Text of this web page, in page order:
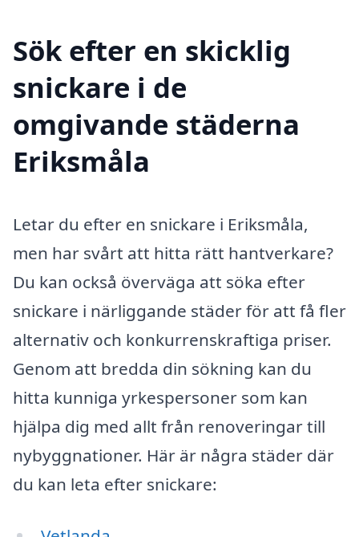
Sök efter en skicklig
snickare i de
omgivande städerna
Eriksmåla
Letar du efter en snickare i Eriksmåla,
men har svårt att hitta rätt hantverkare?
Du kan också överväga att söka efter
snickare i närliggande städer för att få fler
alternativ och konkurrenskraftiga priser.
Genom att bredda din sökning kan du
hitta kunniga yrkespersoner som kan
hjälpa dig med allt från renoveringar till
nybyggnationer. Här är några städer där
du kan leta efter snickare: